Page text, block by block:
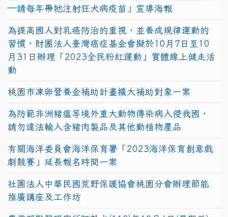
—請每年帶牠注射狂犬病疫苗」宣導海報
為提高國人對乳癌防治的重視，並養成規律運動的
習慣，財團法人臺灣癌症基金會擬於10月7日至10
月31日辦理「2023全民粉紅運動」實體線上健走活
動
桃園市凍卵營養金補助計畫擴大補助對象一案
為防範非洲豬瘟等境外重大動物傳染病入侵我國，
請勿違法輸入含豬肉製品及其他動植物產品
有關海洋委員會海洋保育署「2023海洋保育創意戲
劇競賽」延長報名時間一案
社團法人中華民國荒野保護協會桃園分會辦理節能
推廣講座及工作坊